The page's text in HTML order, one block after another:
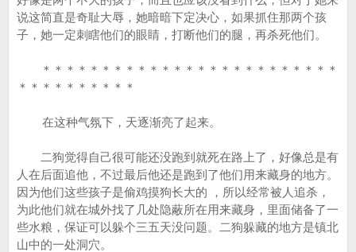
说这简直是奇耻大辱，她暗暗下定决心，如果抓住那两个孩
子，她一定刺瞎他们的眼睛，打断他们的腿，再杀死他们。
＊＊＊＊＊＊＊＊＊＊＊＊＊＊＊＊＊＊＊＊＊＊＊＊＊
＊＊＊＊＊＊＊＊＊＊
在这种气氛下，天逐渐亮了起来。
二狗觉得自己很可能还没跑到就死在路上了，好像总是有
人在后面追他，不过最后他还是跑到了他们用来藏身的地方。
因为他们这些孩子是偷鸡摸狗长大的 ，所以经常被人追杀，
为此他们就在城外找了几处隐蔽所在用来藏身，里面储备了一
些水粮，保证可以躲个三五天没问题。二狗躲藏的地方是镇北
山中的一处洞穴。